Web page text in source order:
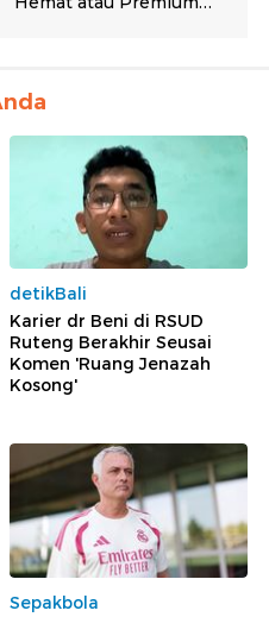
detikBali
Karier dr Beni di RSUD
Ruteng Berakhir Seusai
Komen 'Ruang Jenazah
Kosong'
Sepakbola